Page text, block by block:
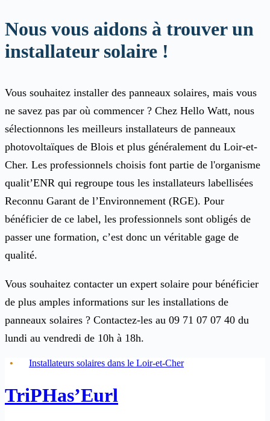
Nous vous aidons à trouver un
installateur solaire !
Vous souhaitez installer des panneaux solaires, mais vous
ne savez pas par où commencer ? Chez Hello Watt, nous
sélectionnons les meilleurs installateurs de panneaux
photovoltaïques de Blois et plus généralement du Loir-et-
Cher. Les professionnels choisis font partie de l'organisme
qualit’ENR qui regroupe tous les installateurs labellisées
Reconnu Garant de l’Environnement (RGE). Pour
bénéficier de ce label, les professionnels sont obligés de
passer une formation, c’est donc un véritable gage de
qualité.
Vous souhaitez contacter un expert solaire pour bénéficier
de plus amples informations sur les installations de
panneaux solaires ? Contactez-les au 09 71 07 07 40 du
lundi au vendredi de 10h à 18h.
Installateurs solaires dans le Loir-et-Cher
TriPHas’Eurl